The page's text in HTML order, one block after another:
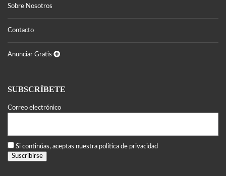
Sobre Nosotros
Contacto
Anunciar Gratis
SUBSCRÍBETE
Correo electrónico
Si continúas, aceptas nuestra política de privacidad